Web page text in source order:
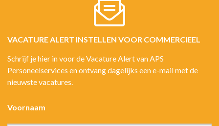
VACATURE ALERT INSTELLEN VOOR COMMERCIEEL
Schrijf je hier in voor de Vacature Alert van APS
Personeelservices en ontvang dagelijks een e-mail met de
nieuwste vacatures.
Voornaam